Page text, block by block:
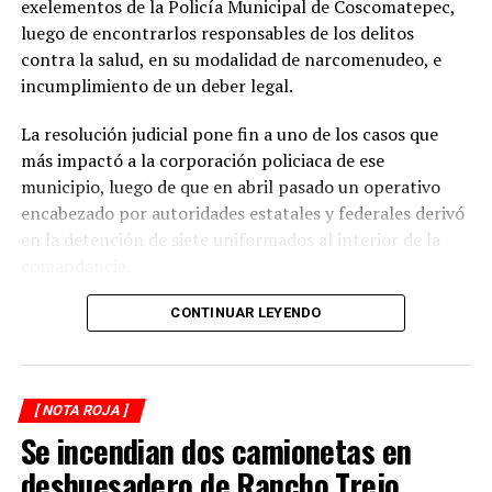
incrementa en las carreteras de la región.
La circulación en la zona se vio afectada por algunos
minutos mientras se realizaban las labores de auxilio y el
levantamiento de indicios por parte de las autoridades.
Posteriormente, el tránsito fue restablecido de manera
normal.
exelementos de la Policía Municipal de Coscomatepec,
luego de encontrarlos responsables de los delitos
contra la salud, en su modalidad de narcomenudeo, e
incumplimiento de un deber legal.
La resolución judicial pone fin a uno de los casos que
más impactó a la corporación policiaca de ese
municipio, luego de que en abril pasado un operativo
encabezado por autoridades estatales y federales derivó
en la detención de siete uniformados al interior de la
La intervención se realizó el 10 de abril mediante un
elementos de la Secretaría de Marina (Semar) y de la
Secretaría de Seguridad Pública (SSP), quienes
ejecutaron una revisión en las instalaciones de la
corporación municipal.
CONTINUAR LEYENDO
[ NOTA ROJA ]
Se incendian dos camionetas en